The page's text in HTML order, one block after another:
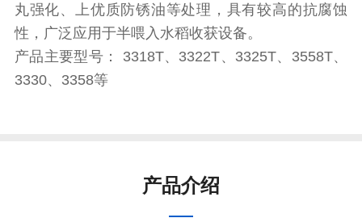
丸强化、上优质防锈油等处理，具有较高的抗腐蚀
性，广泛应用于半喂入水稻收获设备。
产品主要型号： 3318T、3322T、3325T、3558T、
3330、3358等
产品介绍